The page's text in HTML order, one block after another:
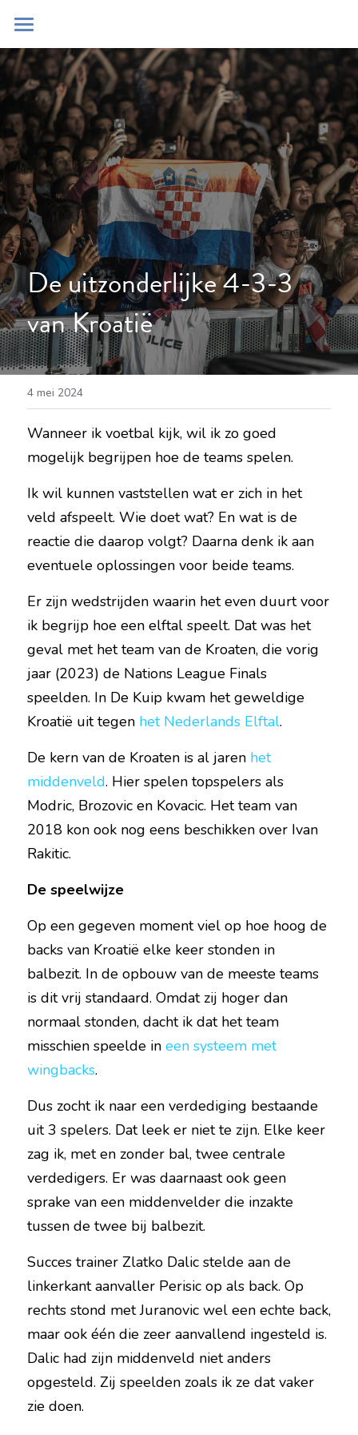
Home
Blog
Contact
Zoeken
POWERED BY
De uitzonderlijke 4-3-3
van Kroatië
4 mei 2024
Wanneer ik voetbal kijk, wil ik zo goed
mogelijk begrijpen hoe de teams spelen.
Ik wil kunnen vaststellen wat er zich in het
veld afspeelt. Wie doet wat? En wat is de
reactie die daarop volgt? Daarna denk ik aan
eventuele oplossingen voor beide teams.
Er zijn wedstrijden waarin het even duurt voor
ik begrijp hoe een elftal speelt. Dat was het
geval met het team van de Kroaten, die vorig
jaar (2023) de Nations League Finals
speelden. In De Kuip kwam het geweldige
Kroatië uit tegen het Nederlands Elftal.
De kern van de Kroaten is al jaren het
middenveld. Hier spelen topspelers als
Modric, Brozovic en Kovacic. Het team van
2018 kon ook nog eens beschikken over Ivan
Rakitic.
De speelwijze
Op een gegeven moment viel op hoe hoog de
backs van Kroatië elke keer stonden in
balbezit. In de opbouw van de meeste teams
is dit vrij standaard. Omdat zij hoger dan
normaal stonden, dacht ik dat het team
misschien speelde in een systeem met
wingbacks.
Dus zocht ik naar een verdediging bestaande
uit 3 spelers. Dat leek er niet te zijn. Elke keer
zag ik, met en zonder bal, twee centrale
verdedigers. Er was daarnaast ook geen
sprake van een middenvelder die inzakte
tussen de twee bij balbezit.
Succes trainer Zlatko Dalic stelde aan de
linkerkant aanvaller Perisic op als back. Op
rechts stond met Juranovic wel een echte back,
maar ook één die zeer aanvallend ingesteld is.
Dalic had zijn middenveld niet anders
opgesteld. Zij speelden zoals ik ze dat vaker
zie doen.